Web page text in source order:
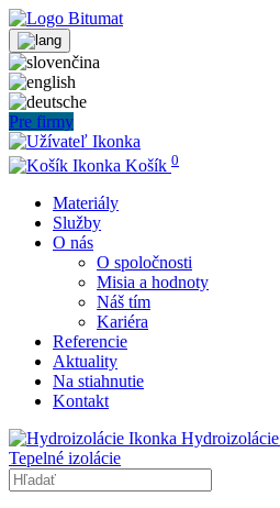
Pre firmy
Košík 0
Materiály
Služby
O nás
O spoločnosti
Misia a hodnoty
Náš tím
Kariéra
Referencie
Aktuality
Na stiahnutie
Kontakt
Hydroizolácie
Tepelné izolácie